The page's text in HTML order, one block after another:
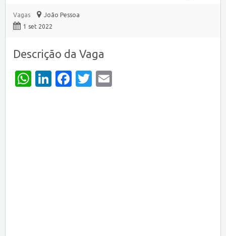
Vagas
João Pessoa
1 set 2022
Descrição da Vaga
WhatsApp
LinkedIn
Facebook
Twitter